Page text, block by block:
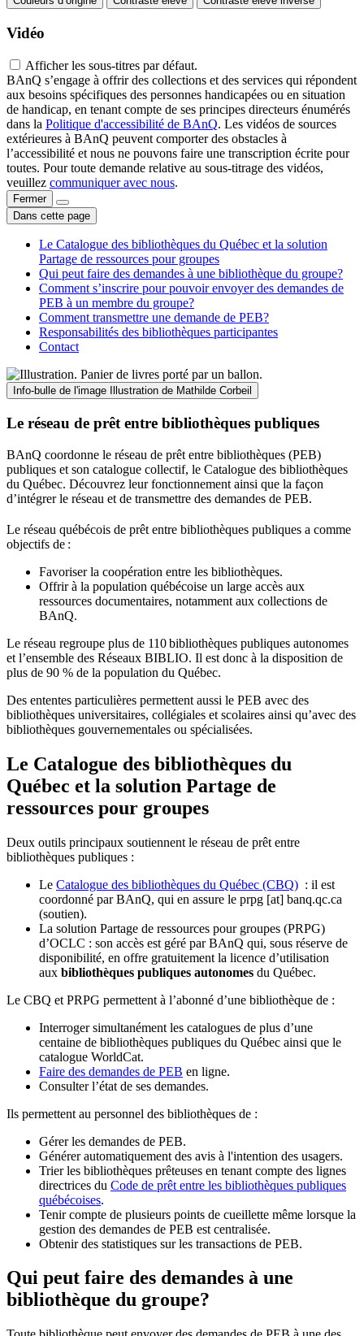
Vidéo
Afficher les sous-titres par défaut.
BAnQ s’engage à offrir des collections et des services qui répondent
aux besoins spécifiques des personnes handicapées ou en situation
de handicap, en tenant compte de ses principes directeurs énumérés
dans la Politique d'accessibilité de BAnQ. Les vidéos de sources
extérieures à BAnQ peuvent comporter des obstacles à
l’accessibilité et nous ne pouvons faire une transcription écrite pour
toutes. Pour toute demande relative au sous-titrage des vidéos,
veuillez communiquer avec nous.
Fermer
Dans cette page
Le Catalogue des bibliothèques du Québec et la solution
Partage de ressources pour groupes
Qui peut faire des demandes à une bibliothèque du groupe?
Comment s’inscrire pour pouvoir envoyer des demandes de
PEB à un membre du groupe?
Comment transmettre une demande de PEB?
Responsabilités des bibliothèques participantes
Contact
Info-bulle de l'image Illustration de Mathilde Corbeil
Le réseau de prêt entre bibliothèques publiques
BAnQ coordonne le réseau de prêt entre bibliothèques (PEB)
publiques et son catalogue collectif, le Catalogue des bibliothèques
du Québec. Découvrez leur fonctionnement ainsi que la façon
d’intégrer le réseau et de transmettre des demandes de PEB.
Le réseau québécois de prêt entre bibliothèques publiques a comme
objectifs de :
Favoriser la coopération entre les bibliothèques.
Offrir à la population québécoise un large accès aux
ressources documentaires, notamment aux collections de
BAnQ.
Le réseau regroupe plus de 110bibliothèques publiques autonomes
et l’ensemble des Réseaux BIBLIO. Il est donc à la disposition de
plus de 90 % de la population du Québec.
Des ententes particulières permettent aussi le PEB avec des
bibliothèques universitaires, collégiales et scolaires ainsi qu’avec des
bibliothèques gouvernementales ou spécialisées.
Le Catalogue des bibliothèques du
Québec et la solution Partage de
ressources pour groupes
Deux outils principaux soutiennent le réseau de prêt entre
bibliothèques publiques :
Le Catalogue des bibliothèques du Québec (CBQ) : il est
coordonné par BAnQ, qui en assure le prpg [at] banq.qc.ca
(soutien).
La solution Partage de ressources pour groupes (PRPG)
d’OCLC : son accès est géré par BAnQ qui, sous réserve de
disponibilité, en offre gratuitement la licence d’utilisation
aux bibliothèques publiques autonomes du Québec.
Le CBQ et PRPG permettent à l’abonné d’une bibliothèque de :
Interroger simultanément les catalogues de plus d’une
centaine de bibliothèques publiques du Québec ainsi que le
catalogue WorldCat.
Faire des demandes de PEB en ligne.
Consulter l’état de ses demandes.
Ils permettent au personnel des bibliothèques de :
Gérer les demandes de PEB.
Générer automatiquement des avis à l'intention des usagers.
Trier les bibliothèques prêteuses en tenant compte des lignes
directrices du Code de prêt entre les bibliothèques publiques
québécoises.
Tenir compte de plusieurs points de cueillette même lorsque la
gestion des demandes de PEB est centralisée.
Obtenir des statistiques sur les transactions de PEB.
Qui peut faire des demandes à une
bibliothèque du groupe?